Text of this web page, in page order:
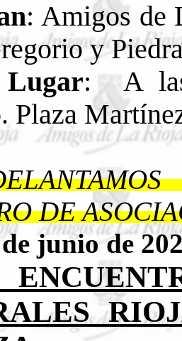
: Amigos de
y
: A
Plaza
DE
junio de